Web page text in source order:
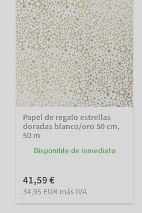
Papel de regalo estrellas
doradas blanco/oro 50 cm,
50 m
Disponible de inmediato
41,59 €
34,95 EUR más IVA